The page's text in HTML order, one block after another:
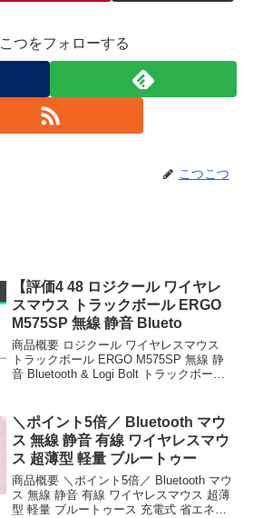
つをフォローする
こつこつ
【評価4 48 ロジクール ワイヤレ
スマウス トラックボール ERGO
M575SP 無線 静音 Blueto
商品概要 ロジクール ワイヤレスマウス
トラックボール ERGO M575SP 無線 静
音 Bluetooth & Logi Bolt トラックボール
＼ポイント5倍／ Bluetooth マウ
ス 無線 静音 有線 ワイヤレスマウ
ス 超薄型 軽量 ブルートゥー
商品概要 ＼ポイント5倍／ Bluetooth マウ
ス 無線 静音 有線 ワイヤレスマウス 超薄
型 軽量 ブルートゥース 充電式 省エネル